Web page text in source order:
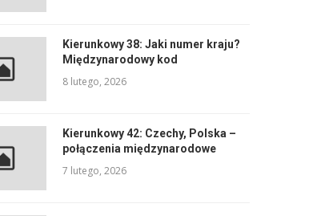
Kierunkowy 38: Jaki numer kraju?
Międzynarodowy kod
8 lutego, 2026
Kierunkowy 42: Czechy, Polska –
połączenia międzynarodowe
7 lutego, 2026